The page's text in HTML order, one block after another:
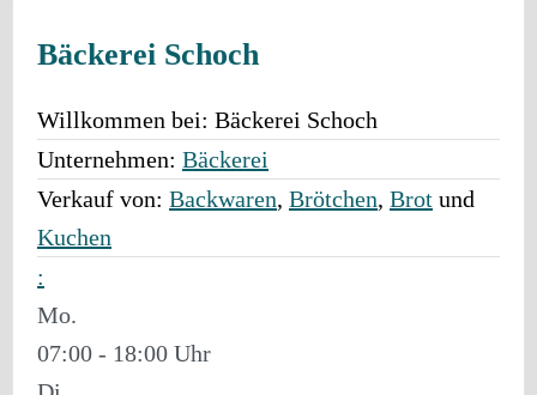
Bäckerei Schoch
Willkommen bei: Bäckerei Schoch
Unternehmen: Bäckerei
Verkauf von: Backwaren, Brötchen, Brot und
Kuchen
:
Mo.
07:00 - 18:00